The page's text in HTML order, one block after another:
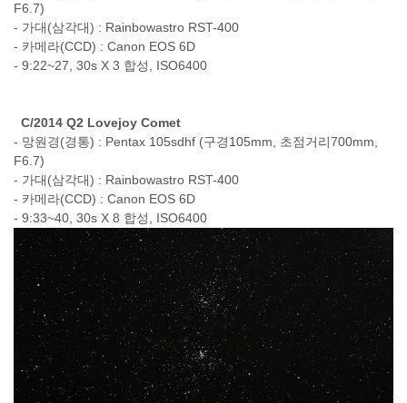
F6.7)
- 가대(삼각대) : Rainbowastro RST-400
- 카메라(CCD) : Canon EOS 6D
- 9:22~27, 30s X 3 합성, ISO6400
C/2014 Q2 Lovejoy Comet
- 망원경(경통) : Pentax 105sdhf (구경105mm, 초점거리700mm,
F6.7)
- 가대(삼각대) : Rainbowastro RST-400
- 카메라(CCD) : Canon EOS 6D
- 9:33~40, 30s X 8 합성, ISO6400